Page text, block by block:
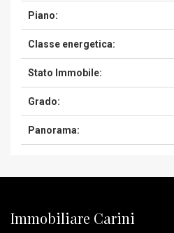
Piano:
Classe energetica:
Stato Immobile:
Grado:
Panorama:
Immobiliare Carini